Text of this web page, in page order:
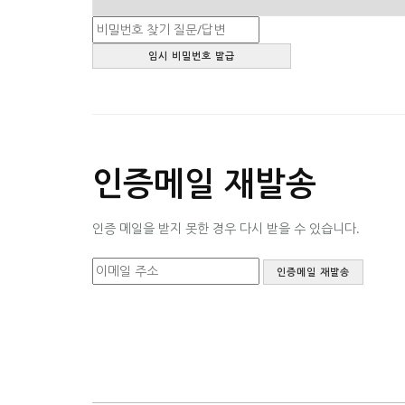
인증메일 재발송
인증 메일을 받지 못한 경우 다시 받을 수 있습니다.